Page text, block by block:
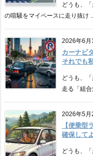
どうも、
の喧騒をマイペースに走り抜け ...
2026年6月
カーナビ
それでも
どうも、
走る「組合
2026年5月
【便乗型
確保して
どうも、